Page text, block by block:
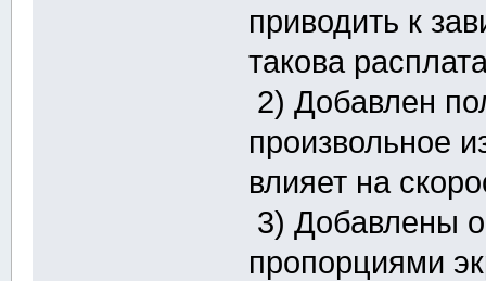
приводить к
такова
2) Добавлен
произвольное
влияет на
3) Добавлены
пропорциями